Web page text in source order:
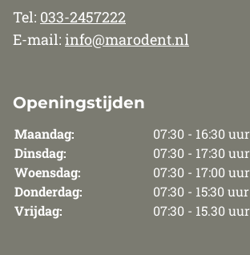
Tel: 033-2457222
E-mail: info@marodent.nl
Openingstijden
Maandag:
07:30 - 16:30 uur
Dinsdag:
07:30 - 17:30 uur
Woensdag:
07:30 - 17:00 uur
Donderdag:
07:30 - 15:30 uur
Vrijdag:
07:30 - 15.30 uur